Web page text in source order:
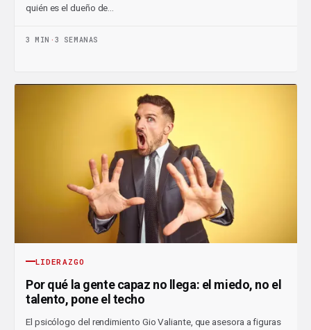
quién es el dueño de…
3 MIN · 3 SEMANAS
LIDERAZGO
Por qué la gente capaz no llega: el miedo, no el
talento, pone el techo
El psicólogo del rendimiento Gio Valiante, que asesora a figuras